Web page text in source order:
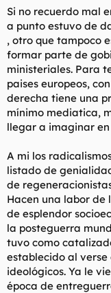
considerar como
pelo.
Si no recuerdo mal,
para Gil y paraRuiz
patada en el culo a
saludos
Si no recuerdo mal
a punto estuvo de
, otro que tampoco
formar parte de
ministeriales. Para
paises europeos,
derecha tiene una
mínimo mediatica,
llegar a imaginar en
A mi los
listado de
de
Hacen una labor de
de esplendor
la posteguerra
tuvo como
establecido al verse
ideológicos. Ya le
época de